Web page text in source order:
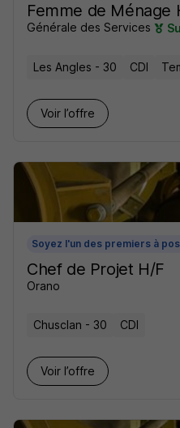
Femme de Ménage
Générale des Services
Les Angles - 30 CDI
Voir l’offre
Soyez l'un des premiers à
Chef de Projet H/F
Orano
Chusclan - 30 CDI
Voir l’offre